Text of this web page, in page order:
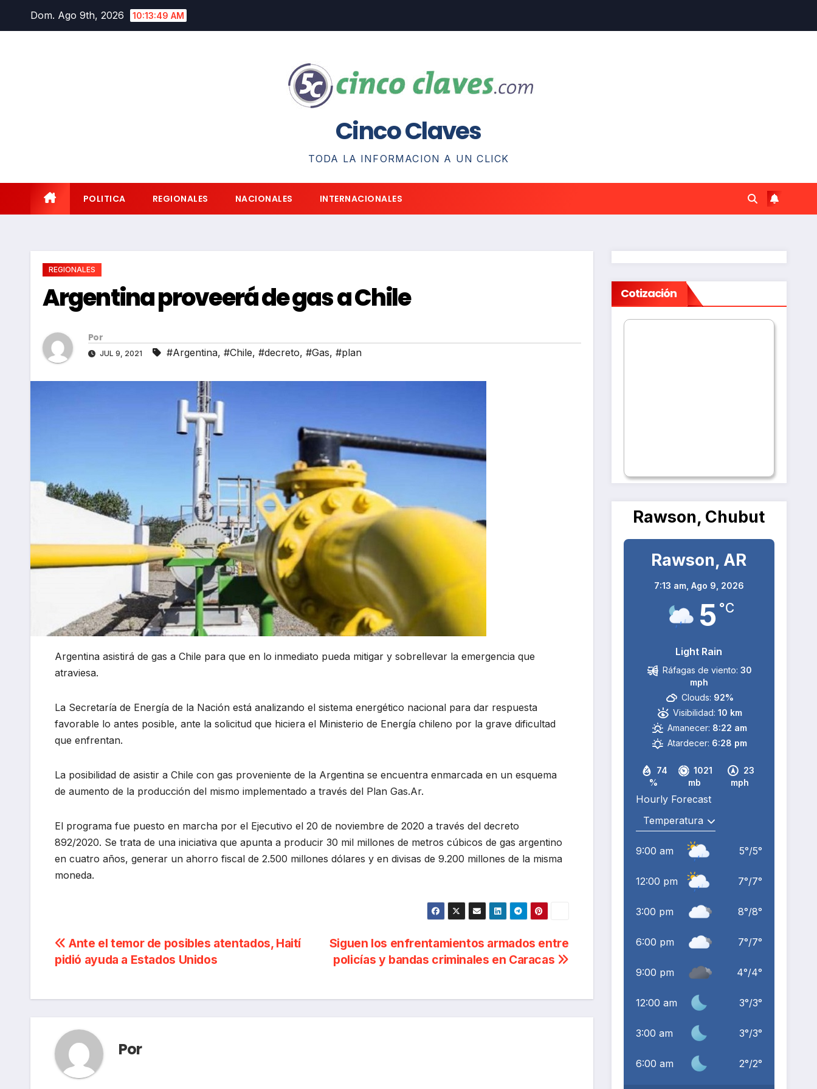
Dom. Ago 9th, 2026 10:13:50 AM
Cinco Claves
TODA LA INFORMACION A UN CLICK
POLITICA REGIONALES NACIONALES INTERNACIONALES
REGIONALES
Argentina proveerá de gas a Chile
Por
JUL 9, 2021 #Argentina, #Chile, #decreto, #Gas, #plan
Argentina asistirá de gas a Chile para que en lo inmediato pueda mitigar y sobrellevar la emergencia que
atraviesa.
La Secretaría de Energía de la Nación está analizando el sistema energético nacional para dar respuesta
favorable lo antes posible, ante la solicitud que hiciera el Ministerio de Energía chileno por la grave dificultad
que enfrentan.
La posibilidad de asistir a Chile con gas proveniente de la Argentina se encuentra enmarcada en un esquema
de aumento de la producción del mismo implementado a través del Plan Gas.Ar.
El programa fue puesto en marcha por el Ejecutivo el 20 de noviembre de 2020 a través del decreto
892/2020. Se trata de una iniciativa que apunta a producir 30 mil millones de metros cúbicos de gas argentino
en cuatro años, generar un ahorro fiscal de 2.500 millones dólares y en divisas de 9.200 millones de la misma
moneda.
Navegación
de
entradas
Siguen los enfrentamientos armados entre
policías y bandas criminales en Caracas
Ante el temor de posibles atentados, Haití
pidió ayuda a Estados Unidos
Por
Cotización
Rawson, Chubut
Rawson, AR
7:13 am, Ago 9, 2026
5 °C
Light Rain
74
%
1021
mb
23
mph
Ráfagas de viento: 30
mph
Clouds: 92%
Visibilidad: 10 km
Amanecer: 8:22 am
Atardecer: 6:28 pm
Hourly Forecast
9:00 am 5°/5°
12:00 pm 7°/7°
3:00 pm 8°/8°
6:00 pm 7°/7°
9:00 pm 4°/4°
12:00 am 3°/3°
3:00 am 3°/3°
6:00 am 2°/2°